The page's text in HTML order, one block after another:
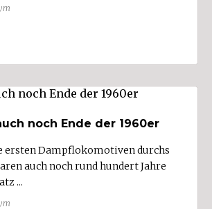
noch Ende der 1960er
ersten Dampflokomotiven durchs
auch noch rund hundert Jahre
...